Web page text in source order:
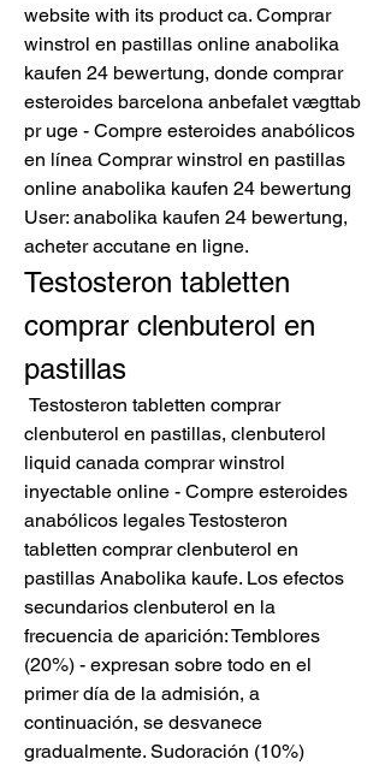
website with its product ca. Comprar
winstrol en pastillas online anabolika
kaufen 24 bewertung, donde comprar
esteroides barcelona anbefalet vægttab
pr uge - Compre esteroides anabólicos
en línea Comprar winstrol en pastillas
online anabolika kaufen 24 bewertung
User: anabolika kaufen 24 bewertung,
acheter accutane en ligne.
Testosteron tabletten
comprar clenbuterol en
pastillas
clenbuterol en pastillas, clenbuterol
liquid canada comprar winstrol
inyectable online - Compre esteroides
anabólicos legales Testosteron
tabletten comprar clenbuterol en
pastillas Anabolika kaufe. Los efectos
secundarios clenbuterol en la
frecuencia de aparición: Temblores
(20%) - expresan sobre todo en el
primer día de la admisión, a
continuación, se desvanece
gradualmente. Sudoración (10%)